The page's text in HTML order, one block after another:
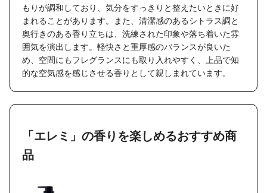
もりが調和しており、気分をすっきりと整えたいときに好
まれることがあります。また、清潔感のあるシトラス調と
奥行きのある香り立ちは、洗練された印象や落ち着いた雰
囲気を演出します。軽快さと重厚感のバランスが良いた
め、空間にもフレグランスにも取り入れやすく、上品で知
的な空気感を感じさせる香りとして親しまれています。
「エレミ」の香りを楽しめるおすすめ商
品